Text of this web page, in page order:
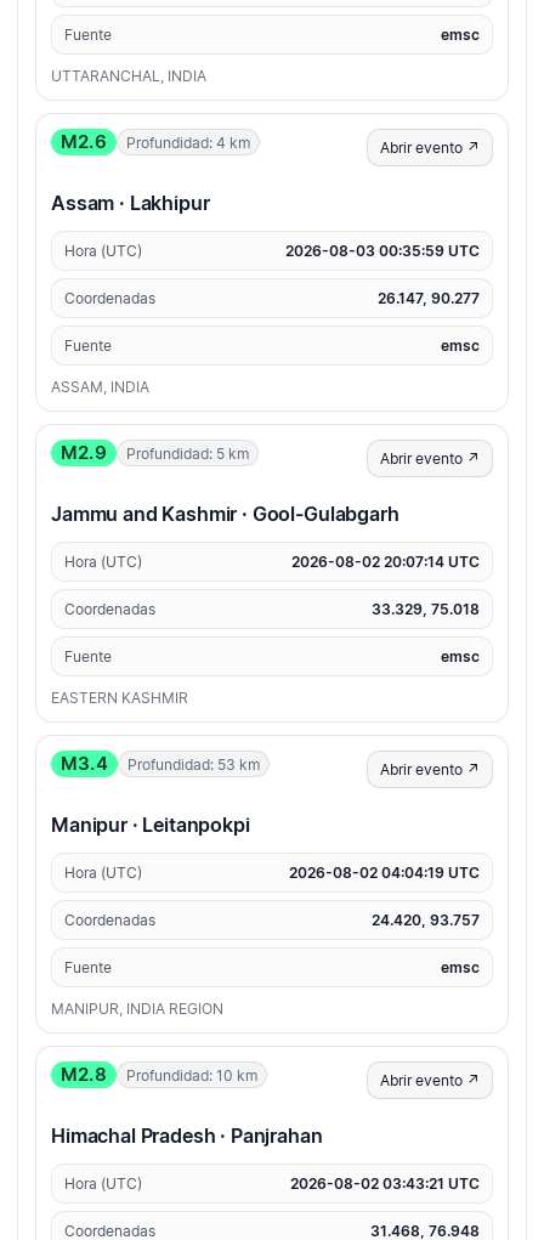
Fuente emsc
UTTARANCHAL, INDIA
M2.6 Profundidad: 4 km Abrir evento ↗
Assam · Lakhipur
Hora (UTC) 2026-08-03 00:35:59 UTC
Coordenadas 26.147, 90.277
Fuente emsc
ASSAM, INDIA
M2.9 Profundidad: 5 km Abrir evento ↗
Jammu and Kashmir · Gool-Gulabgarh
Hora (UTC) 2026-08-02 20:07:14 UTC
Coordenadas 33.329, 75.018
Fuente emsc
EASTERN KASHMIR
M3.4 Profundidad: 53 km Abrir evento ↗
Manipur · Leitanpokpi
Hora (UTC) 2026-08-02 04:04:19 UTC
Coordenadas 24.420, 93.757
Fuente emsc
MANIPUR, INDIA REGION
M2.8 Profundidad: 10 km Abrir evento ↗
Himachal Pradesh · Panjrahan
Hora (UTC) 2026-08-02 03:43:21 UTC
Coordenadas 31.468, 76.948